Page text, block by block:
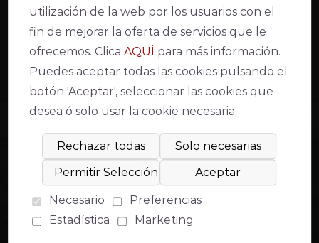
Compromiso con la protección de datos personales
Inventario de actividades de tratamiento
utilización de la web por los usuarios con el
fin de mejorar la oferta de servicios que le
ofrecemos. ClicaAQUÍ
para más información.
Puedes aceptar todas las cookies pulsando el
botón 'Aceptar', seleccionar las cookies que
desea ó solo usar la cookie necesaria.
Necesario
Preferencias
Estadística
Marketing